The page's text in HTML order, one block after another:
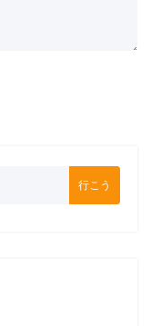
行こう